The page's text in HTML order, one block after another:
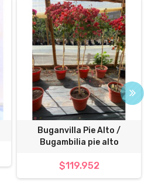
Buganvilla Pie Alto /
Bugambilia pie alto
$119.952